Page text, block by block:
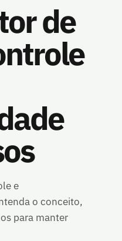
de
e
o conceito,
para manter